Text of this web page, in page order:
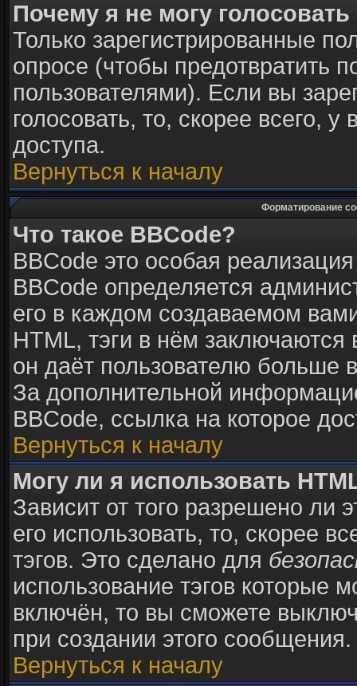
Почему я не могу
Только зарегистрированные
опросе (чтобы предотвратить
пользователями). Если вы
голосовать, то, скорее всего,
доступа.
Вернуться к началу
Форматирование
Что такое BBCode?
BBCode это особая
BBCode определяется
его в каждом создаваемом
HTML, тэги в нём
он даёт пользователю больше
За дополнительной
BBCode, ссылка на которое
Вернуться к началу
Могу ли я использовать
Зависит от того разрешено ли
его использовать, то, скорее
тэгов. Это сделано для
использование тэгов которые
включён, то вы сможете
при создании этого сообщения.
Вернуться к началу